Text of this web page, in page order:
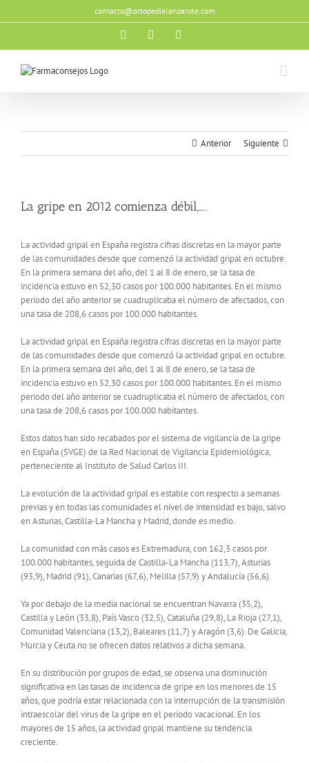
al
contacto@ortopedialanzarote.com
Facebook
Anterior Siguiente
La gripe en 2012 comienza débil,…..
La actividad gripal en España registra cifras discretas en la mayor parte
de las comunidades desde que comenzó la actividad gripal en octubre.
En la primera semana del año, del 1 al 8 de enero, se la tasa de
incidencia estuvo en 52,30 casos por 100.000 habitantes. En el mismo
periodo del año anterior se cuadruplicaba el número de afectados, con
una tasa de 208,6 casos por 100.000 habitantes.
La actividad gripal en España registra cifras discretas en la mayor parte
de las comunidades desde que comenzó la actividad gripal en octubre.
En la primera semana del año, del 1 al 8 de enero, se la tasa de
incidencia estuvo en 52,30 casos por 100.000 habitantes. En el mismo
periodo del año anterior se cuadruplicaba el número de afectados, con
una tasa de 208,6 casos por 100.000 habitantes.
Estos datos han sido recabados por el sistema de vigilancia de la gripe
en España (SVGE) de la Red Nacional de Vigilancia Epidemiológica,
perteneciente al Instituto de Salud Carlos III.
La evolución de la actividad gripal es estable con respecto a semanas
previas y en todas las comunidades el nivel de intensidad es bajo, salvo
en Asturias, Castilla-La Mancha y Madrid, donde es medio.
La comunidad con más casos es Extremadura, con 162,3 casos por
100.000 habitantes, seguida de Castilla-La Mancha (113,7), Asturias
(93,9), Madrid (91), Canarias (67,6), Melilla (57,9) y Andalucía (56,6).
Ya por debajo de la media nacional se encuentran Navarra (35,2),
Castilla y León (33,8), País Vasco (32,5), Cataluña (29,8), La Rioja (27,1),
Comunidad Valenciana (13,2), Baleares (11,7) y Aragón (3,6). De Galicia,
Murcia y Ceuta no se ofrecen datos relativos a dicha semana.
En su distribución por grupos de edad, se observa una disminución
significativa en las tasas de incidencia de gripe en los menores de 15
años, que podría estar relacionada con la interrupción de la transmisión
intraescolar del virus de la gripe en el periodo vacacional. En los
mayores de 15 años, la actividad gripal mantiene su tendencia
creciente.